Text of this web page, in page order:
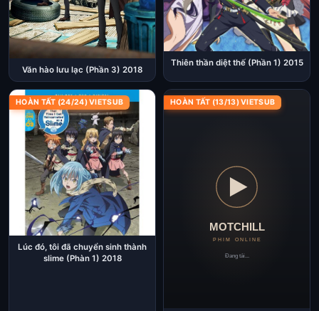
Văn hào lưu lạc (Phần 3) 2018
Thiên thần diệt thế (Phần 1) 2015
HOÀN TẤT (24/24) VIETSUB
Lúc đó, tôi đã chuyển sinh thành
slime (Phàn 1) 2018
HOÀN TẤT (13/13) VIETSUB